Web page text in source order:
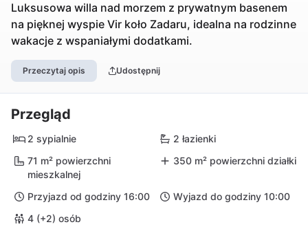
Luksusowa willa nad morzem z prywatnym basenem
na pięknej wyspie Vir koło Zadaru, idealna na rodzinne
wakacje z wspaniałymi dodatkami.
Przeczytaj opis Udostępnij
Przegląd
2 sypialnie
2 łazienki
71 m² powierzchni
mieszkalnej
350 m² powierzchni działki
Przyjazd od godziny 16:00
Wyjazd do godziny 10:00
4 (+2) osób